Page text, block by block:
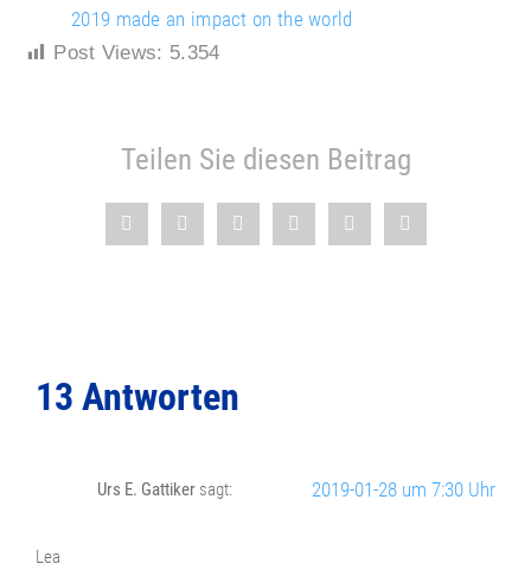
2019 made an impact on the world
Post Views: 5.354
Teilen Sie diesen Beitrag
13 Antworten
Urs E. Gattiker sagt: 2019-01-28 um 7:30 Uhr
Lea